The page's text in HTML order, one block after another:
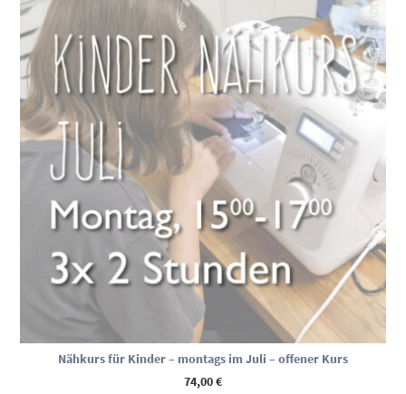
Nähkurs für Kinder – montags im Juli – offener Kurs
74,00€